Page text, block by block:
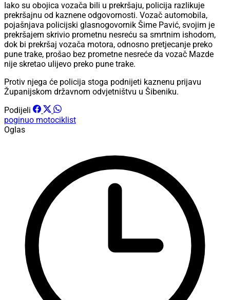
Iako su obojica vozača bili u prekršaju, policija razlikuje
prekršajnu od kaznene odgovornosti. Vozač automobila,
pojašnjava policijski glasnogovornik Šime Pavić, svojim je
prekršajem skrivio prometnu nesreću sa smrtnim ishodom,
dok bi prekršaj vozača motora, odnosno pretjecanje preko
pune trake, prošao bez prometne nesreće da vozač Mazde
nije skretao ulijevo preko pune trake.
Protiv njega će policija stoga podnijeti kaznenu prijavu
Županijskom državnom odvjetništvu u Šibeniku.
Podijeli
poginuo motociklist
Oglas